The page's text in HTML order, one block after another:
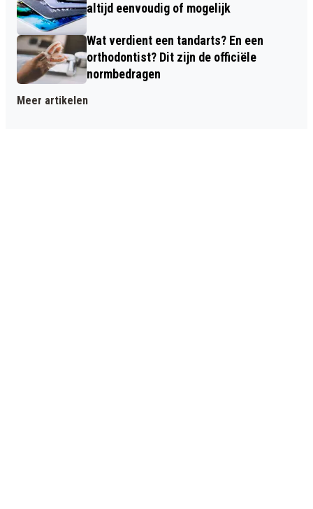
altijd eenvoudig of mogelijk
Wat verdient een tandarts? En een
orthodontist? Dit zijn de officiële
normbedragen
Meer artikelen